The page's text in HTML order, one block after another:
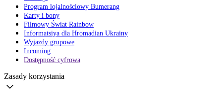
Program lojalnościowy Bumerang
Karty i bony
Filmowy Świat Rainbow
Informatsiya dla Hromadian Ukrainy
Wyjazdy grupowe
Incoming
Dostępność cyfrowa
Zasady korzystania